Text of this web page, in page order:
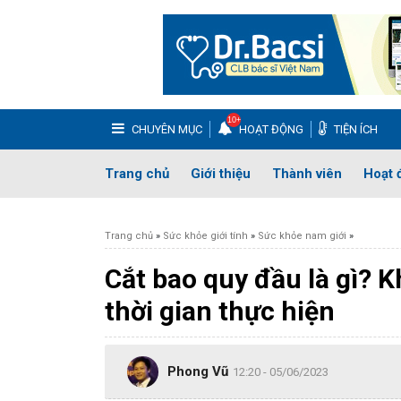
CHUYÊN MỤC HOẠT ĐỘNG TIỆN ÍCH
Trang chủ Giới thiệu Thành viên Hoạt
BỆNH DA LIỄU Bệnh Vẩy Nến
BỆNH XƯƠNG KHỚP Thoái Hóa Khớp
SỨC KHỎE GIỚI TÍNH Xuất tinh sớm
TAI – MŨI – HỌNG Viêm Xoang
TIÊU HÓA
Trang chủ » Sức khỏe giới tính » Sức khỏe nam giới »
Cắt bao quy đầu là gì?
thời gian thực hiện
Phong Vũ 12:20 - 05/06/2023